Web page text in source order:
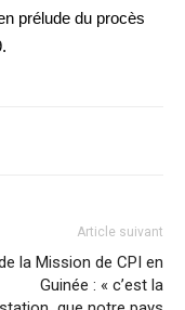
prélude du procès
Article suivant
la Mission de CPI en
Guinée : « c’est la